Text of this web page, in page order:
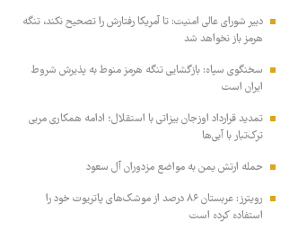
دبیر شورای عالی امنیت: تا آمریکا رفتارش را تصحیح نکند، تنگه
هرمز باز نخواهد شد
سخنگوی سپاه: بازگشایی تنگه هرمز منوط به پذیرش شروط
ایران است
تمدید قرارداد اوزجان بیزاتی با استقلال؛ ادامه همکاری مربی
ترک‌تبار با آبی‌ها
حمله ارتش یمن به مواضع مزدوران آل سعود
رویترز: عربستان ۸۶ درصد از موشک‌های پاتریوت خود را
استفاده کرده است